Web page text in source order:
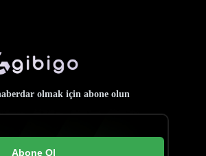
olmak için abone olun
Abone Ol